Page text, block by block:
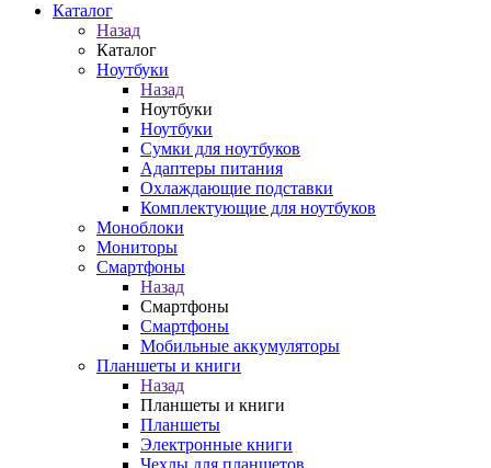
Каталог
Назад
Каталог
Ноутбуки
Назад
Ноутбуки
Ноутбуки
Сумки для ноутбуков
Адаптеры питания
Охлаждающие подставки
Комплектующие для ноутбуков
Моноблоки
Мониторы
Смартфоны
Назад
Смартфоны
Смартфоны
Мобильные аккумуляторы
Планшеты и книги
Назад
Планшеты и книги
Планшеты
Электронные книги
Чехлы для планшетов